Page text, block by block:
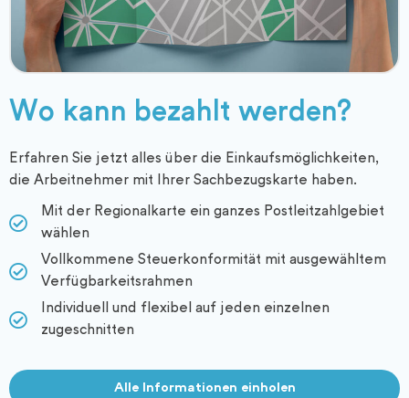
Wo kann bezahlt werden?
Erfahren Sie jetzt alles über die Einkaufs­möglichkeiten,
die Arbeitnehmer mit Ihrer Sachbezugskarte haben.
Mit der Regionalkarte ein ganzes Postleitzahlgebiet
wählen
Vollkommene Steuerkonformität mit ausgewähltem
Verfügbarkeitsrahmen
Individuell und flexibel auf jeden einzelnen
zugeschnitten
Alle Informationen einholen